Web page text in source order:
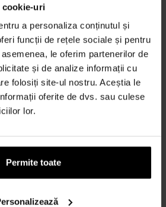
cookie-uri
a personaliza conținutul și
funcții de rețele sociale și pentru
le oferim partenerilor de
și de analize informații cu
folosiți site-ul nostru. Aceștia le
oferite de dvs. sau culese
lor.
Permite toate